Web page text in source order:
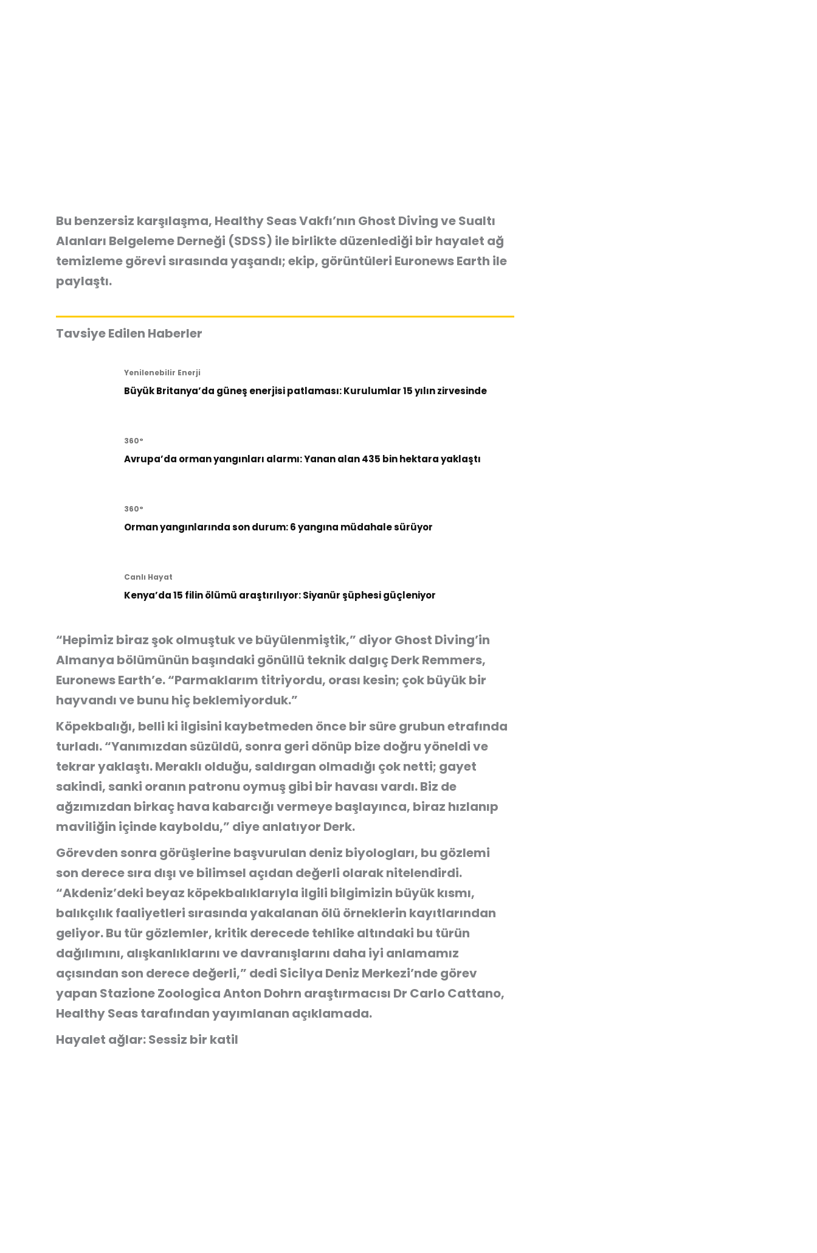
Bu benzersiz karşılaşma, Healthy Seas Vakfı’nın Ghost Diving ve Sualtı
Alanları Belgeleme Derneği (SDSS) ile birlikte düzenlediği bir hayalet ağ
temizleme görevi sırasında yaşandı; ekip, görüntüleri Euronews Earth ile
paylaştı.
Tavsiye Edilen Haberler
Yenilenebilir Enerji
Büyük Britanya’da güneş enerjisi patlaması: Kurulumlar 15 yılın zirvesinde
360°
Avrupa’da orman yangınları alarmı: Yanan alan 435 bin hektara yaklaştı
360°
Orman yangınlarında son durum: 6 yangına müdahale sürüyor
Canlı Hayat
Kenya’da 15 filin ölümü araştırılıyor: Siyanür şüphesi güçleniyor
“Hepimiz biraz şok olmuştuk ve büyülenmiştik,” diyor Ghost Diving’in
Almanya bölümünün başındaki gönüllü teknik dalgıç Derk Remmers,
Euronews Earth’e. “Parmaklarım titriyordu, orası kesin; çok büyük bir
hayvandı ve bunu hiç beklemiyorduk.”
Köpekbalığı, belli ki ilgisini kaybetmeden önce bir süre grubun etrafında
turladı. “Yanımızdan süzüldü, sonra geri dönüp bize doğru yöneldi ve
tekrar yaklaştı. Meraklı olduğu, saldırgan olmadığı çok netti; gayet
sakindi, sanki oranın patronu oymuş gibi bir havası vardı. Biz de
ağzımızdan birkaç hava kabarcığı vermeye başlayınca, biraz hızlanıp
maviliğin içinde kayboldu,” diye anlatıyor Derk.
Görevden sonra görüşlerine başvurulan deniz biyologları, bu gözlemi
son derece sıra dışı ve bilimsel açıdan değerli olarak nitelendirdi.
“Akdeniz’deki beyaz köpekbalıklarıyla ilgili bilgimizin büyük kısmı,
balıkçılık faaliyetleri sırasında yakalanan ölü örneklerin kayıtlarından
geliyor. Bu tür gözlemler, kritik derecede tehlike altındaki bu türün
dağılımını, alışkanlıklarını ve davranışlarını daha iyi anlamamız
açısından son derece değerli,” dedi Sicilya Deniz Merkezi’nde görev
yapan Stazione Zoologica Anton Dohrn araştırmacısı Dr Carlo Cattano,
Healthy Seas tarafından yayımlanan açıklamada.
Hayalet ağlar: Sessiz bir katil